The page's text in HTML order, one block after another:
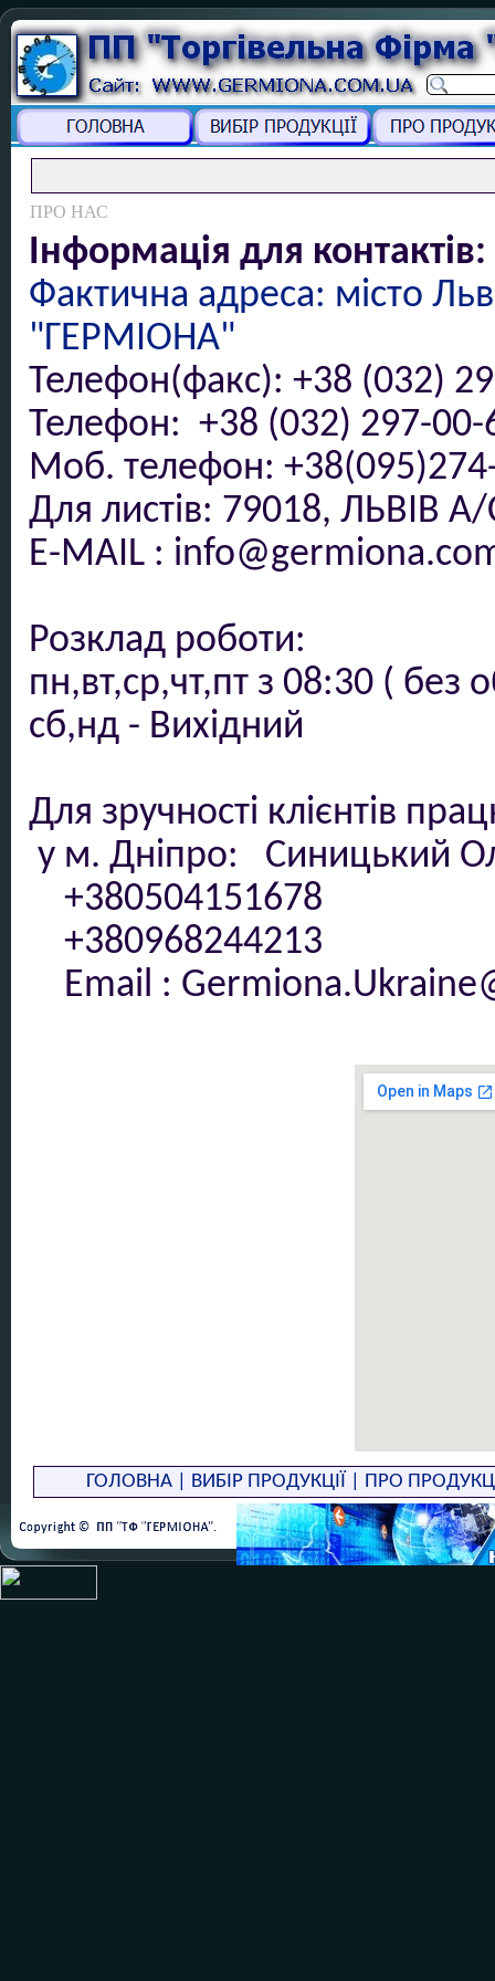
ПРО НАС
Інформація для контактів:
Фактична адреса: місто
"ГЕРМІОНА"
Телефон(факс): +38 (032)
Телефон: +38 (032) 297-00-
Моб. телефон: +38(095)274
Для листів: 79018, ЛЬВІВ
E-MAIL :
Розклад роботи:
пн,вт,ср,чт,пт з 08:30 ( без
сб,нд - Вихідний
Для зручності клієнтів
у м. Дніпро: Синицький
+380504151678
+380968244213
Email :
ГОЛОВНА| ВИБІР ПРОДУКЦІЇ ПРО